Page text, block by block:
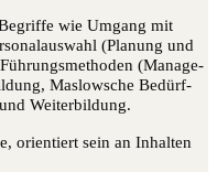
wie Umgang mit
(Pla­nung und
(Manage­
Maslow­sche Bedürf­
Weiterbildung.
ori­en­tiert sein an Inhal­ten